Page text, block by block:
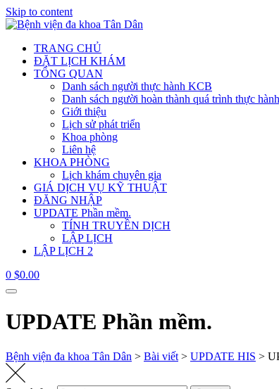
Skip to content
TRANG CHỦ
ĐẶT LỊCH KHÁM
TỔNG QUAN
Danh sách người thực hành KCB
Danh sách người hoàn thành quá trình thực
Giới thiệu
Lịch sử phát triển
Khoa phòng
Liên hệ
KHOA PHÒNG
Lịch khám chuyên gia
GIÁ DỊCH VỤ KỸ THUẬT
ĐĂNG NHẬP
UPDATE Phần mềm.
TÍNH TRUYỀN DỊCH
LẬP LỊCH
LẬP LỊCH 2
0 $0.00
UPDATE Phần mềm.
Bệnh viện đa khoa Tân Dân > Bài viết > UPDATE HIS >